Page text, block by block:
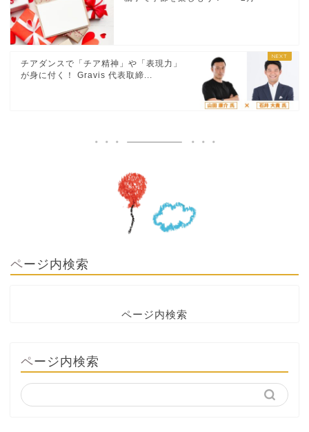
チアダンスで「チア精神」や「表現力」
が身に付く！ Gravis 代表取締...
ページ内検索
ページ内検索
ページ内検索